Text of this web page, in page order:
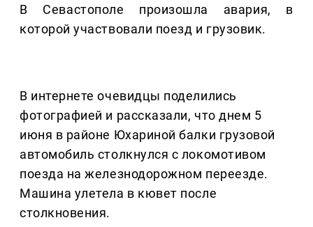
В Севастополе произошла авария, в
которой участвовали поезд и грузовик.
В интернете очевидцы поделились
фотографией и рассказали, что днем 5
июня в районе Юхариной балки грузовой
автомобиль столкнулся с локомотивом
поезда на железнодорожном переезде.
Машина улетела в кювет после
столкновения.